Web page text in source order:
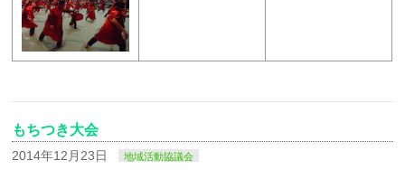
もちつき大会
2014年12月23日 地域活動協議会